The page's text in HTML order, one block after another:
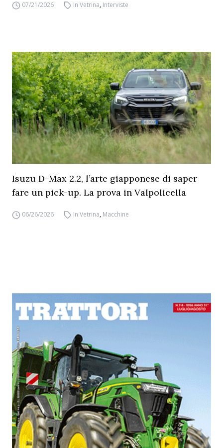
07/21/2026 In Vetrina, Interviste
Isuzu D-Max 2.2, l’arte giapponese di saper
fare un pick-up. La prova in Valpolicella
06/26/2026 In Vetrina, Macchine